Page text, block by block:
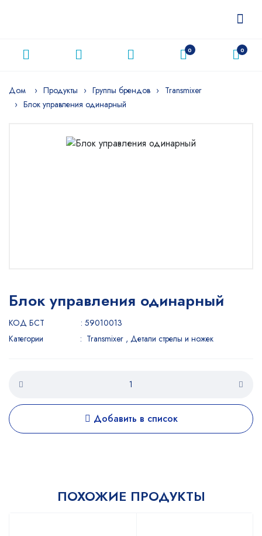
0 0
Дом Продукты Группы брендов
Transmixer
Блок управления одинарный
Блок управления одинарный
КОД БСТ : 59010013
Категории
: Transmixer , Детали стрелы и ножек
Добавить в список
ПОХОЖИЕ ПРОДУКТЫ